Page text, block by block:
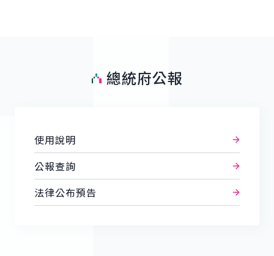
總統府公報
使用說明
公報查詢
法律公布預告